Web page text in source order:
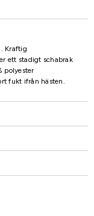
Kraftig
ett stadigt schabrak
polyester
fukt ifrån hästen.